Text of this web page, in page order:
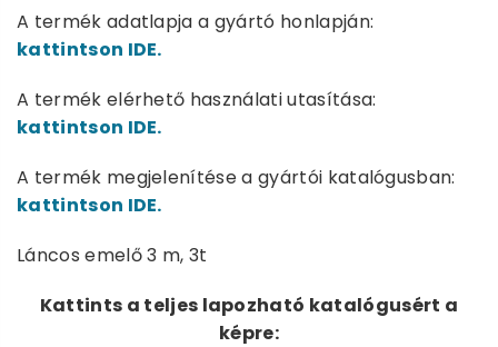
A termék adatlapja a gyártó honlapján:
kattintson IDE.
A termék elérhető használati utasítása:
kattintson IDE.
A termék megjelenítése a gyártói katalógusban:
kattintson IDE.
Láncos emelő 3 m, 3t
Kattints a teljes lapozható katalógusért a
képre: